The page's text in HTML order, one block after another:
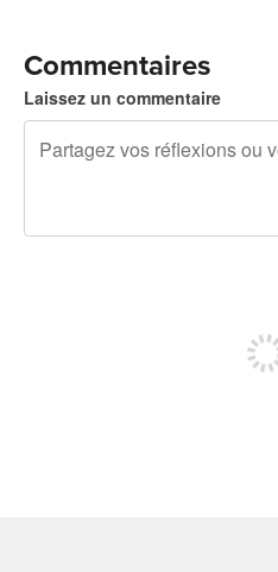
Commentaires
Laissez un commentaire